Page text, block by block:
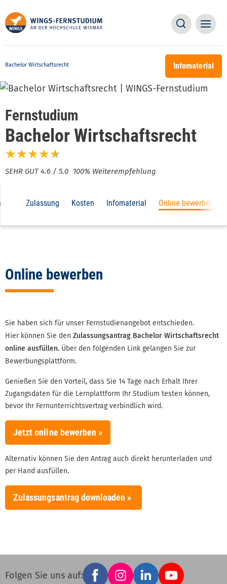
zum
Inhalt
Main
Suche
Main
Bachelor Wirtschaftsrecht Infomaterial
100% Weiterempfehlung
Fernstudium
Bachelor Wirtschaftsrecht
Zulassung Kosten Infomaterial Online bewerben
Online bewerben
Sie haben sich für unser Fernstudienangebot entschieden.
Hier können Sie den Zulassungsantrag Bachelor Wirtschaftsrecht
online ausfüllen. Über den folgenden Link gelangen Sie zur
Bewerbungsplattform.
Genießen Sie den Vorteil, dass Sie 14 Tage nach Erhalt Ihrer
Zugangsdaten für die Lernplattform Ihr Studium testen können,
bevor Ihr Fernunterrichtsvertrag verbindlich wird.
Jetzt online bewerben »
Alternativ können Sie den Antrag auch direkt herunterladen und
per Hand ausfüllen.
Zulassungsantrag downloaden »
Social
Folgen Sie uns auf:
FacebookInstagramLinkedInYouTube